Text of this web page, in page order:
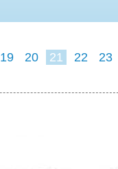
19 20 21 22 23